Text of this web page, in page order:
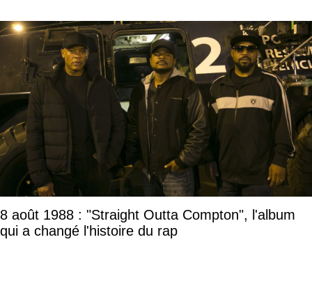
8 août 1988 : "Straight Outta Compton", l'album
qui a changé l'histoire du rap